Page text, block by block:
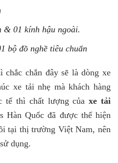
& 01 kính hậu ngoài.
bộ đồ nghề tiêu chuẩn
chắn đây sẽ là dòng xe
xe tải nhẹ mà khách hàng
tế thì chất lượng củaxe tải
Hàn Quốc đã được thể hiện
tại thị trường Việt Nam, nên
dụng.